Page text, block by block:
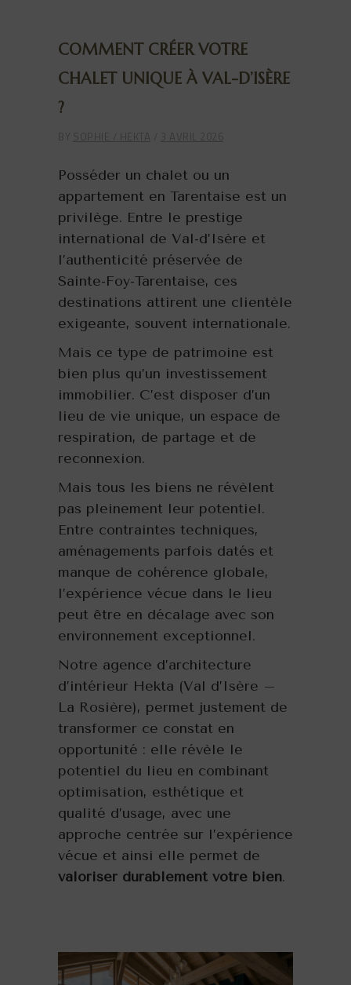
COMMENT CRÉER VOTRE
CHALET UNIQUE À VAL-D’ISÈRE
?
Posséder un chalet ou un
appartement en Tarentaise est un
privilège. Entre le prestige
international de Val-d’Isère et
l’authenticité préservée de
Sainte-Foy-Tarentaise, ces
destinations attirent une clientèle
exigeante, souvent internationale.
Mais ce type de patrimoine est
bien plus qu’un investissement
immobilier. C’est disposer d’un
lieu de vie unique, un espace de
respiration, de partage et de
reconnexion.
Mais tous les biens ne révèlent
pas pleinement leur potentiel.
Entre contraintes techniques,
aménagements parfois datés et
manque de cohérence globale,
l’expérience vécue dans le lieu
peut être en décalage avec son
environnement exceptionnel.
Notre agence d’architecture
d’intérieur Hekta (Val d’Isère –
La Rosière), permet justement de
transformer ce constat en
opportunité : elle révèle le
potentiel du lieu en combinant
optimisation, esthétique et
qualité d’usage, avec une
approche centrée sur l’expérience
vécue et ainsi elle permet de
valoriser durablement votre bien.